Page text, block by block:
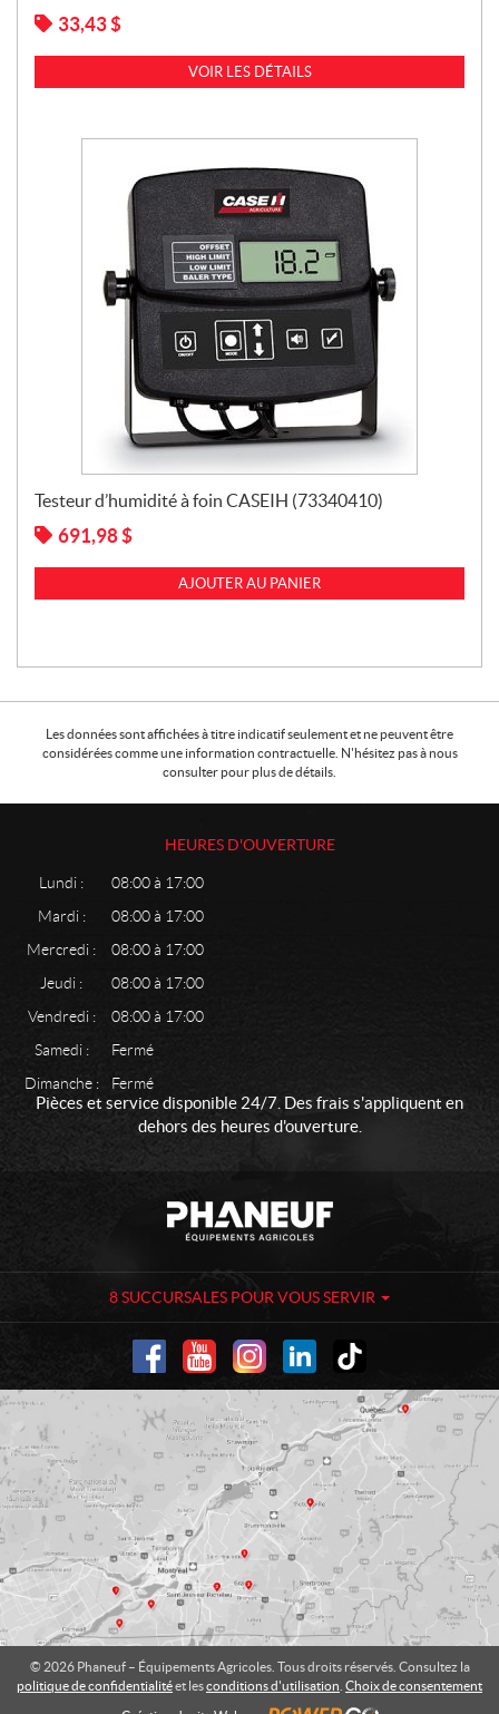
33,43$
VOIR LES DÉTAILS
Testeur d’humidité à foin CASEIH (73340410)
691,98 $
AJOUTER AU PANIER
Les données sont affichées à titre indicatif seulement et ne peuvent être
considérées comme une information contractuelle. N'hésitez pas à nous
consulter pour plus de détails.
HEURES D'OUVERTURE
Lundi :
08:00 à 17:00
Mardi :
08:00 à 17:00
Mercredi :
08:00 à 17:00
Jeudi :
08:00 à 17:00
Vendredi :
08:00 à 17:00
Samedi :
Fermé
Dimanche :
Fermé
Pièces et service disponible 24/7. Des frais s'appliquent en
dehors des heures d'ouverture.
t
c
n
u
É
q
u
i
p
e
m
e
n
s
8 SUCCURSALES POUR VOUS SERVIR
© 2026 Phaneuf – Équipements Agricoles. Tous droits réservés. Consultez la
politique de confidentialitéet lesconditions d'utilisation Choix de consentement